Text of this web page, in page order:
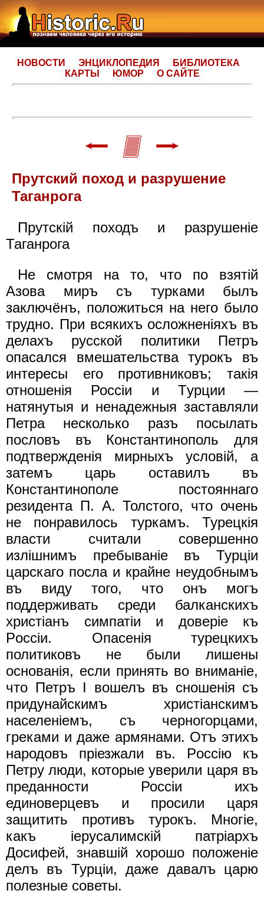
НОВОСТИ ЭНЦИКЛОПЕДИЯ
БИБЛИОТЕКА
КАРТЫ
ЮМОР О САЙТЕ
Прутский поход и разрушение
Таганрога
Прутскiй походъ и разрушенiе
Таганрога
Не смотря на то, что по взятiй
Азова миръ cъ турками былъ
заключёнъ, положиться на него было
трудно. При всякихъ осложненiяхъ въ
делахъ русской политики Петръ
опасался вмешательства турокъ въ
интересы его противниковъ; такiя
отношенiя Россiи и Tурции —
натянутыя и ненадежныя заставляли
Петра несколько разъ посылать
пословъ въ Константинополь для
подтвержденiя мирныхъ условiй, а
затемъ царь оставилъ въ
Константинополе постояннаго
резидента П. А. Толстого, что очень
не понравилось туркамъ. Турецкiя
власти считали совершенно
излiшнимъ пребыванiе въ Турцiи
царскаго посла и крайне неудобнымъ
въ виду того, что онъ могъ
поддерживать среди балканскихъ
христiанъ симпатiи и доверiе къ
Pocciи. Опасенiя турецкихъ
политиковъ не были лишены
основанiя, если принять во вниманiе,
что Петръ I вошелъ въ сношенiя съ
придунайскимъ христiанскимъ
наcеленiемъ, съ черногорцами,
греками и даже армянами. Отъ этихъ
народовъ прiезжали въ. Pocciю къ
Петру люди, которые уверили царя въ
преданности Россiи ихъ
единоверцевъ и просили царя
защитить противъ турокъ. Mнoгie,
какъ iерусалимскiй патрiархъ
Досифей, знавшiй хорошо положенiе
делъ въ Турцiи, даже давалъ царю
полезные советы.